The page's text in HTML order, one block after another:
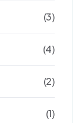
(3)
(4)
(2)
(1)